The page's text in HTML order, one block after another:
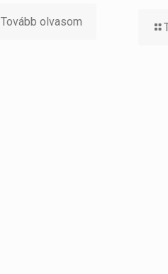
Tovább olvasom